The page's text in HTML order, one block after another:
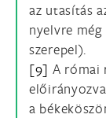
az utasítás
nyelvre
szerepel).
[9] A római
a